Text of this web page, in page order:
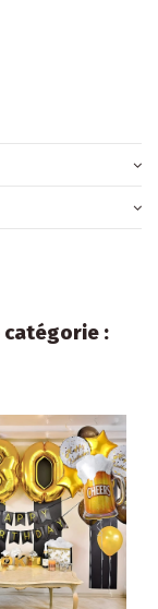
catégorie :